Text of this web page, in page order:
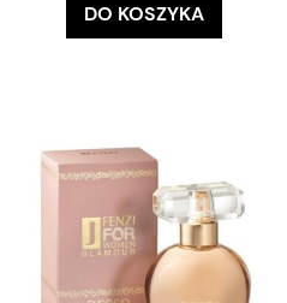
DO KOSZYKA